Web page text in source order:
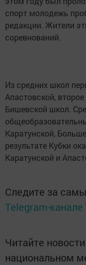
спорт молодежь
редакции. Жители
соревнований.
Из средних школ
Апастовской,
Бишевской школ.
Каратунской,
результате Кубки
Каратунской и
Следите за
Telegram-канале
Читайте
национальном